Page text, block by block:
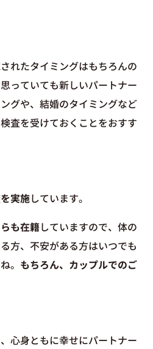
れたタイミングはもちろんの
っていても新しいパートナー
グや、結婚のタイミングなど
査を受けておくことをおすす
実施しています。
も在籍していますので、体の
方、不安がある方はいつでも
。 もちろん、カップルでのご
心身ともに幸せにパートナー